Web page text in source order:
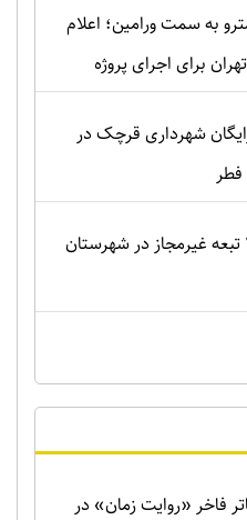
به سمت ورامین؛ اعلام
برای اجرای پروژه
شهرداری قرچک در
فطر
جمع‌آوری ۱۰۰ تبعه غیرمجاز در شهرستان
فاخر «روایت زمان» در